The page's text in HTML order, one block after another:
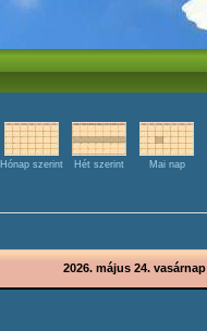
Hónap szerint Hét szerint Mai nap
2026. május 24. vasárnap